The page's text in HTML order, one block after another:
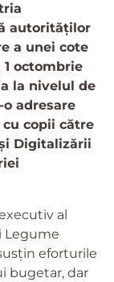
autorităților
a unei cote
1 octombrie
la nivelul de
o adresare
copii către
Digitalizării
al
Legume
eforturile
bugetar, dar